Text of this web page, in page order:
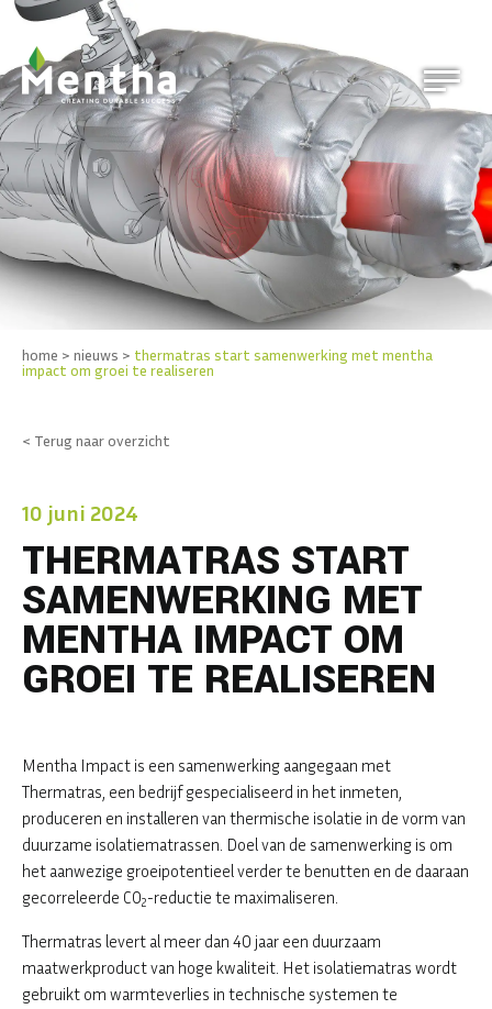
home > nieuws > thermatras start samenwerking met mentha
impact om groei te realiseren
< Terug naar overzicht
10 juni 2024
THERMATRAS START
SAMENWERKING MET
MENTHA IMPACT OM
GROEI TE REALISEREN
Mentha Impact is een samenwerking aangegaan met
Thermatras, een bedrijf gespecialiseerd in het inmeten,
produceren en installeren van thermische isolatie in de vorm van
duurzame isolatiematrassen. Doel van de samenwerking is om
het aanwezige groeipotentieel verder te benutten en de daaraan
gecorreleerde CO2-reductie te maximaliseren.
Thermatras levert al meer dan 40 jaar een duurzaam
maatwerkproduct van hoge kwaliteit. Het isolatiematras wordt
gebruikt om warmteverlies in technische systemen te